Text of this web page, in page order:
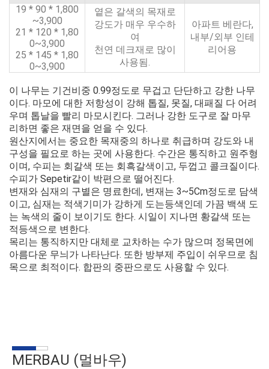
19 * 90 * 1,800
~3,900
21 * 120 * 1,80
0~3,900
25 * 145 * 1,80
0~3,900
옅은 갈색의 목재로
강도가 매우 우수하
여
천연 데크재로 많이
사용됨.
아파트 베란다,
내부/외부 인테
리어용
이 나무는 기건비중 0.99정도로 무겁고 단단하고 강한 나무
이다. 마모에 대한 저항성이 강해 톱질, 못질, 대패질 다 어려
우며 톱날을 빨리 마모시킨다. 그러나 강한 도구로 잘 마무
리하면 좋은 재면을 얻을 수 있다.
원산지에서는 중요한 목재중의 하나로 취급하며 강도와 내
구성을 필요로 하는 곳에 사용한다. 수간은 통직하고 원주형
이며, 수피는 회갈색 또는 회흑갈색이고, 두껍고 콜크질이다.
수피가 Sepetir같이 박편으로 떨어진다.
변재와 심재의 구별은 명료한데, 변재는 3~5Cm정도로 담색
이고, 심재는 적색기미가 강하게 도는등색인데 가끔 백색 도
는 녹색의 줄이 보이기도 한다. 시일이 지나면 황갈색 또는
적등색으로 변한다.
목리는 통직하지만 대체로 교차하는 수가 많으며 정목면에
아름다운 무늬가 나타난다. 또한 방부제 주입이 쉬우므로 침
목으로 최적이다. 합판의 중판으로도 사용할 수 있다.
MERBAU (멀바우)